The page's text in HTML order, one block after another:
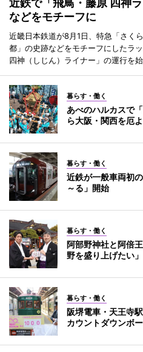
などをモチーフに
近畿日本鉄道が8月1日、特急「さく
都」の史跡などをモチーフにしたラ
四神（しじん）ライナー」の運行を始
暮らす・働く
あべのハルカスで
ら大阪・関西を厄
暮らす・働く
近鉄が一般車両初
～る」開始
暮らす・働く
阿部野神社と阿倍
野を盛り上げたい」
暮らす・働く
阪堺電車・天王寺
カウントダウンボ